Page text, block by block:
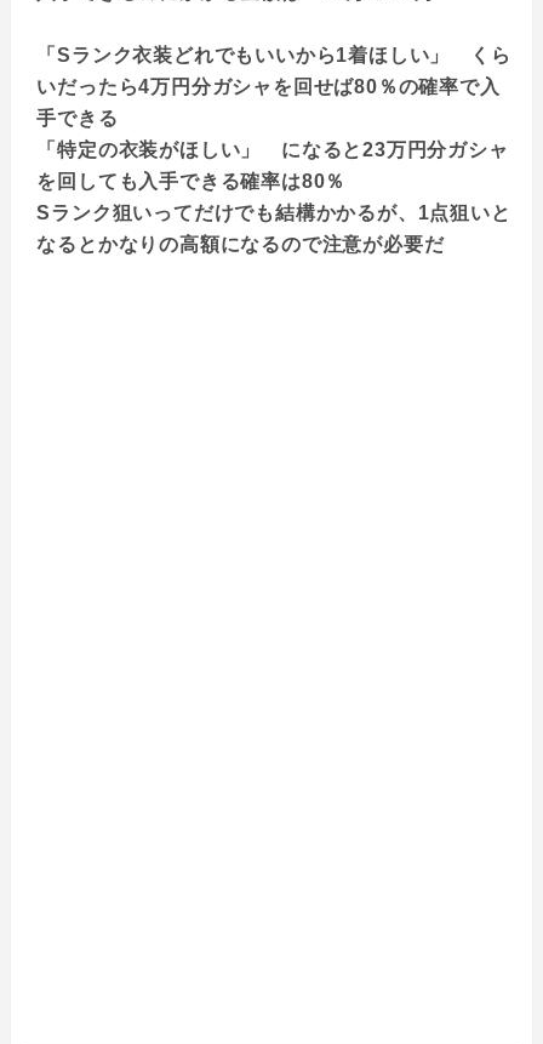
「Sランク衣装どれでもいいから1着ほしい」 くら
いだったら4万円分ガシャを回せば80％の確率で入
手できる
「特定の衣装がほしい」 になると23万円分ガシャ
を回しても入手できる確率は80％
Sランク狙いってだけでも結構かかるが、1点狙いと
なるとかなりの高額になるので注意が必要だ